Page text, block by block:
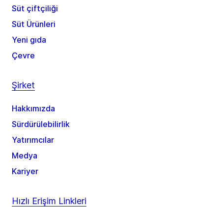
Süt çiftçiliği
Süt Ürünleri
Yeni gıda
Çevre
Şirket
Hakkımızda
Sürdürülebilirlik
Yatırımcılar
Medya
Kariyer
Hızlı Erişim Linkleri